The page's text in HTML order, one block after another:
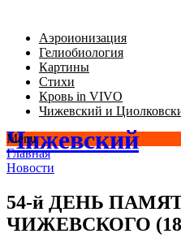
Чижевский
Аэроионизация
Гелиобиология
Картины
Стихи
Кровь in VIVO
Чижевский и
Menu
Главная
Новости
54-й ДЕНЬ
ЧИЖЕВСКОГО